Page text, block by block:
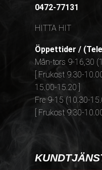
0472-77131
HITTA HIT
Öppettider /
Mån-tors 9-16,30
[ Frukost 9.30-
15.00-15.20 ]
Fre 9-15 (10.30-
[ Frukost 9.30-